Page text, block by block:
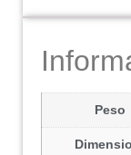
Peso